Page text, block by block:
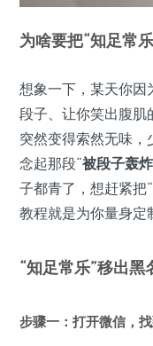
为啥要把“知足常
想象一下，某天你因
段子、让你笑出腹肌
突然变得索然无味
念起那段“被段子轰炸
子都青了，想赶紧把“
教程就是为你量身定
“知足常乐”移出黑
步骤一：打开微信，找